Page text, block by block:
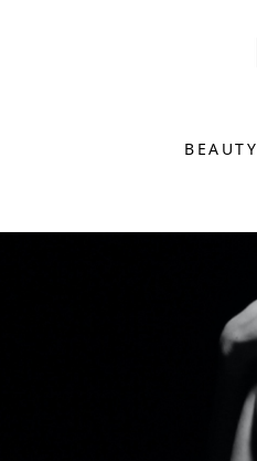
BEAUTY